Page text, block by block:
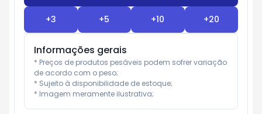
+3 +5 +10 +20
Informações gerais
* Preços de produtos pesáveis podem sofrer variação
de acordo com o peso;
* Sujeito à disponibilidade de estoque;
* Imagem meramente ilustrativa;